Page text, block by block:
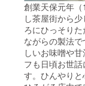
創業天保元年
し茶屋街から
ろにひっそり
ながらの製法
しいお味噌や
フも日頃お世話
す。ひんやり